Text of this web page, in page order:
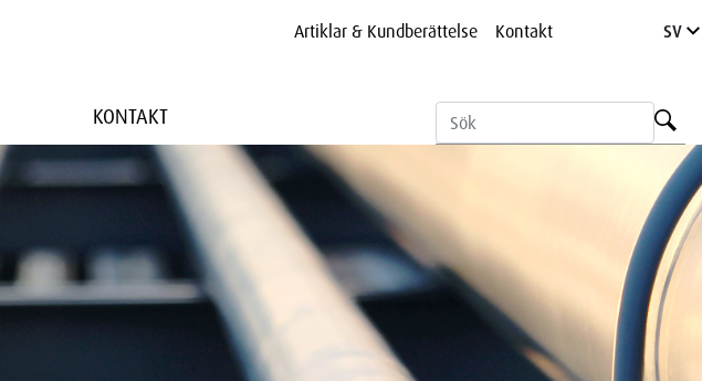
Artiklar & Kundberättelse Kontakt SV
KONTAKT